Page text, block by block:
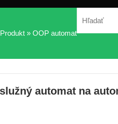
Produkt » OOP automat
automat na